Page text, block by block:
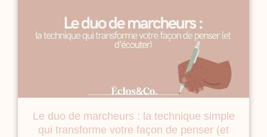
Le duo de marcheurs : la technique simple
qui transforme votre façon de penser (et